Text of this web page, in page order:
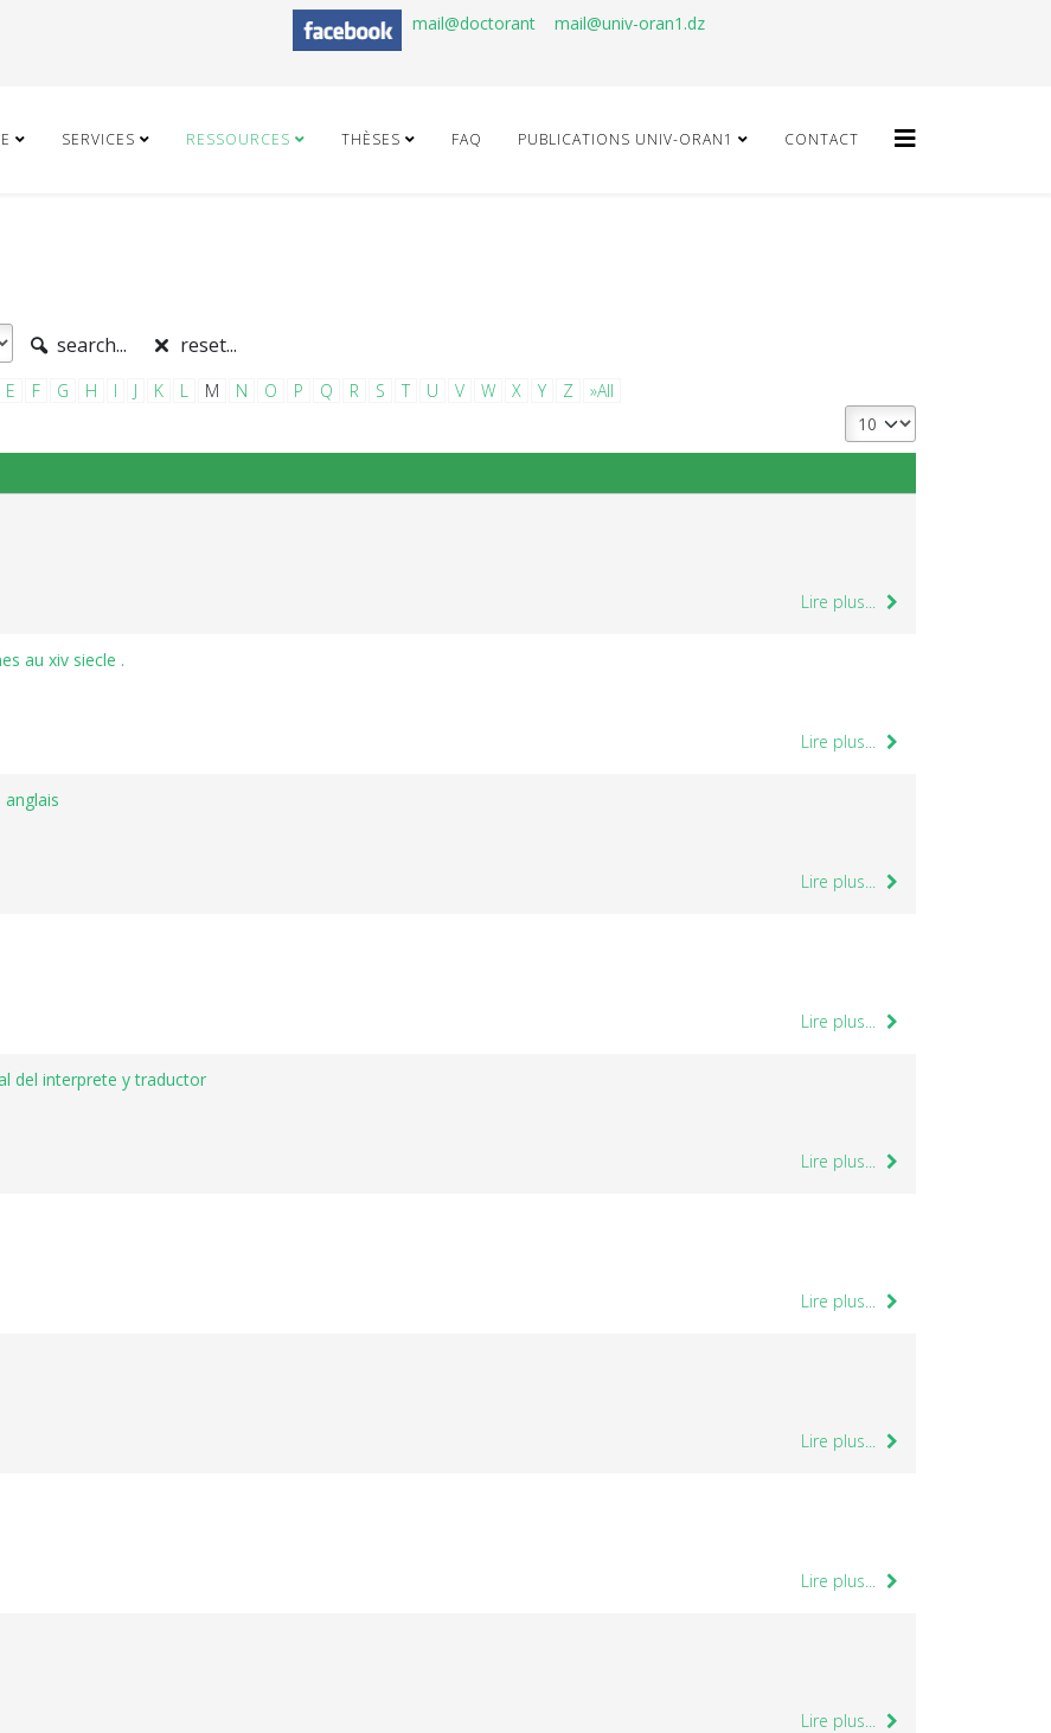
mail@doctorant mail@univ-oran1.dz
SERVICES RESSOURCES THÈSES FAQ PUBLICATIONS UNIV-ORAN1 CONTACT
search... reset...
E F G H I J K L M N O P Q R S T U V W X Y Z
»All
Lire plus...
au xiv siecle .
Lire plus...
Lire plus...
Lire plus...
del interprete y traductor
Lire plus...
Lire plus...
Lire plus...
Lire plus...
Lire plus...